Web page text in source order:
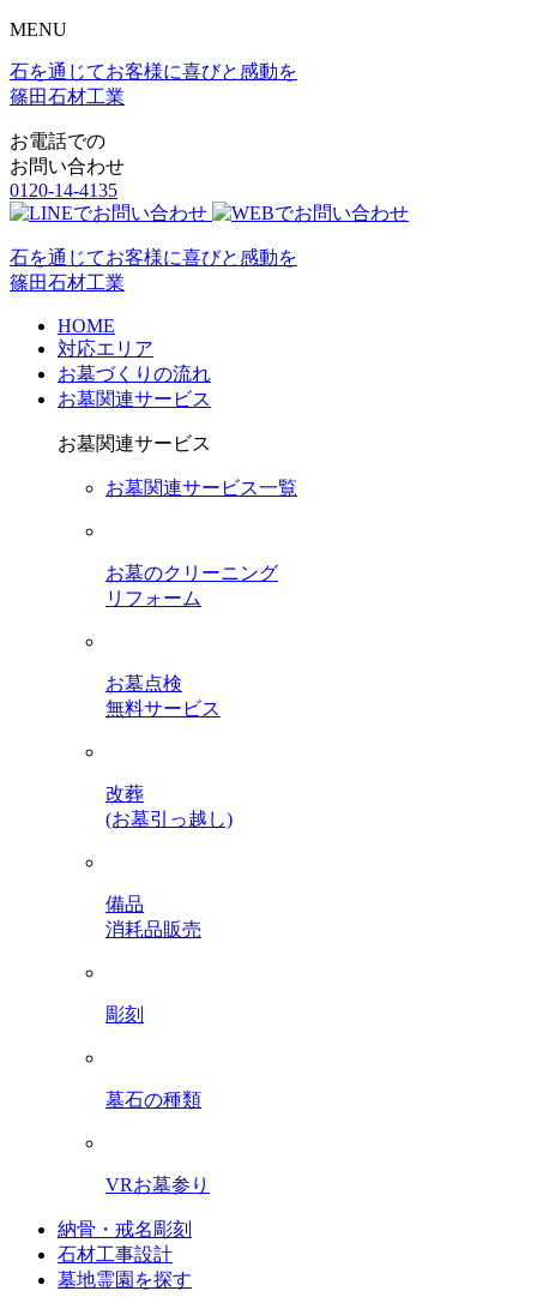
MENU
石を通じてお客様に喜びと感動を
篠田石材工業
お電話での
お問い合わせ
0120-14-4135
石を通じてお客様に喜びと感動を
篠田石材工業
HOME
対応エリア
お墓づくりの流れ
お墓関連サービス
お墓関連サービス
お墓関連サービス一覧
お墓のクリーニング
リフォーム
お墓点検
無料サービス
改葬
(お墓引っ越し)
備品
消耗品販売
彫刻
墓石の種類
VRお墓参り
納骨・戒名彫刻
石材工事設計
墓地霊園を探す